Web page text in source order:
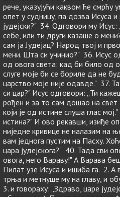
рече, указујући каквом ће
опет у судницу, па дозва Исуса и
јудејски?" 34. Одговори му
себе, или ти други казаше о
сам ја Јудејац? Народ твој и
мени. Шта си учинио?" 36. Исус
од овога света: кад би било од
слуге моје би се бориле да не
царство моје није одавде." 37.
си цар?" Исус одговори: „Ти
рођен и за то сам дошао на
који је од истине слуша глас
истина?" И ово рекавши, изиђе
ниједне кривице не налазим на
вам једнога пустим на Пасху.
цара јудејскога?" 40. Тада сви
овога, него Вараву!" А Варава
Пилат узе Исуса и ишиба га. 2. А
трња и метнуше му на главу, и
3. и говораху: „Здраво, царе